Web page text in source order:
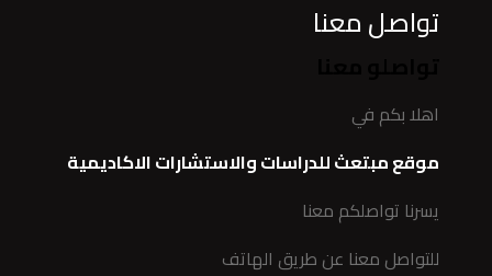
تواصل معنا
اهلا بكم في
موقع مبتعث للدراسات والاستشارات الاكاديمية
يسرنا تواصلكم معنا
للتواصل معنا عن طريق الهاتف